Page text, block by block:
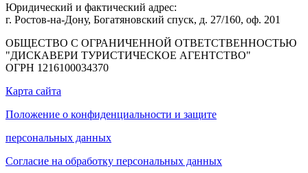
Юридический и фактический адрес:
г. Ростов-на-Дону, Богатяновский спуск, д. 27/160, оф. 201
ОБЩЕСТВО С ОГРАНИЧЕННОЙ ОТВЕТСТВЕННОСТЬЮ
"ДИСКАВЕРИ ТУРИСТИЧЕСКОЕ АГЕНТСТВО"
ОГРН 1216100034370
Карта сайта
Положение о конфиденциальности и защите
персональных данных
Согласие на обработку персональных данных